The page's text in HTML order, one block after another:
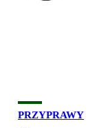
PRZYPRAWY